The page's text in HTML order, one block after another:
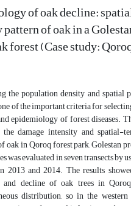
of oak decline:
of oak in a
forest (Case study:
the population density and spatial
of the important criteria for
epidemiology of forest diseases.
the damage intensity and spatial-
oak in Qoroq forest park, Golestan
was evaluated in seven transects
2013 and 2014. The results
decline of oak trees in
distribution, so in the